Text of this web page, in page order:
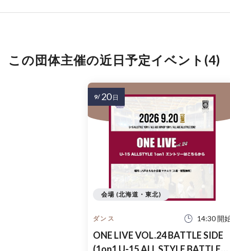
この団体主催の近日予定イベント(4)
ダンス 14:30 開
ONE LIVE VOL.24 BATTLE SIDE
会場 (北海道・東北)
9/ 20 日